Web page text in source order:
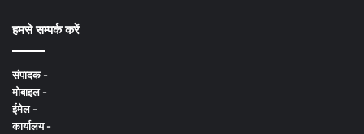
हमसे सम्पर्क करें
संपादक -
मोबाइल -
ईमेल -
कार्यालय -